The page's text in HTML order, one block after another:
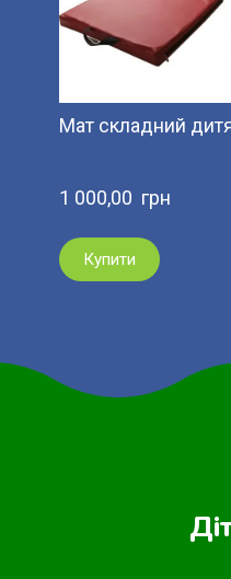
Мат складний
1 000,00  грн
Купити